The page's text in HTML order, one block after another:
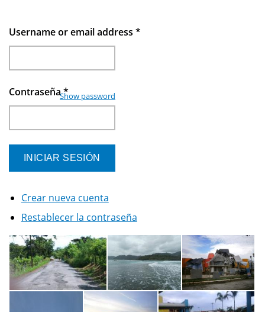
Username or email address *
Contraseña*
Show password
Crear nueva cuenta
Restablecer la contraseña